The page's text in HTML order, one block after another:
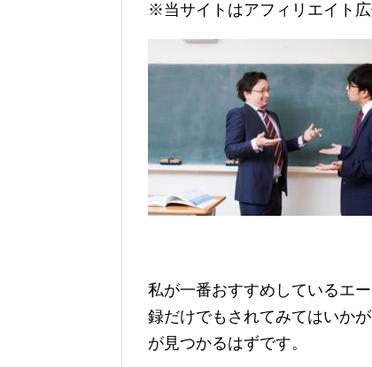
※当サイトはアフィリエイト広
私が一番おすすめしているエ
録だけでもされてみてはいか
が見つかるはずです。